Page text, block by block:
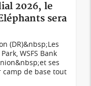
2026, le
sera
(DR)&nbsp;Les
WSFS Bank
ses
de base tout